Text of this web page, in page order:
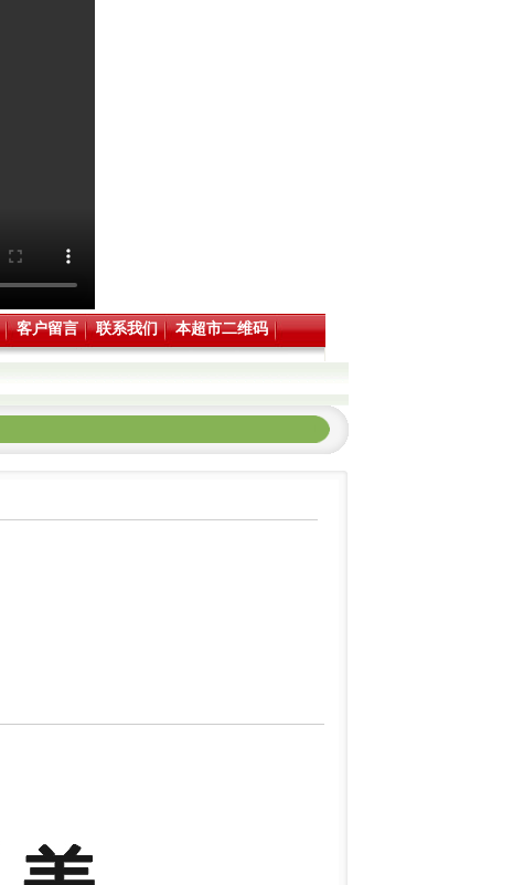
客户留言 联系我们 本超市二维码